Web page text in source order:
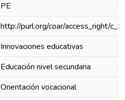
PE
http://purl.org/coar/access_right/
Innovaciones educativas
Educación nivel secundaria
Orientación vocacional